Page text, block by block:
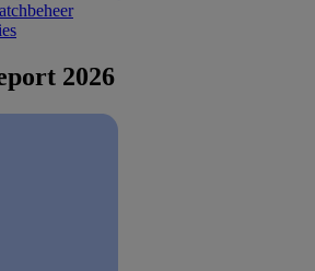
2026